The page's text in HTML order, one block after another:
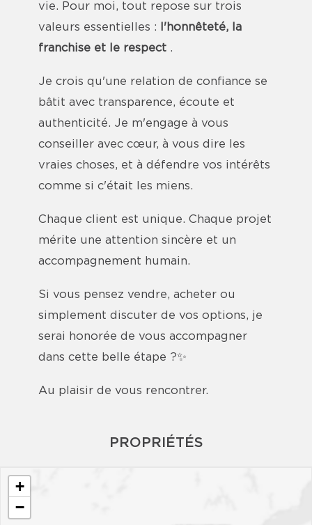
vie. Pour moi, tout repose sur trois
valeurs essentielles :
l'honnêteté, la
franchise et le respect .
Je crois qu'une relation de confiance se
bâtit avec transparence, écoute et
authenticité. Je m'engage à vous
conseiller avec cœur, à vous dire les
vraies choses, et à défendre vos intérêts
comme si c'était les miens.
Chaque client est unique. Chaque projet
mérite une attention sincère et un
accompagnement humain.
Si vous pensez vendre, acheter ou
simplement discuter de vos options, je
serai honorée de vous accompagner
dans cette belle étape ?✨
Au plaisir de vous rencontrer.
PROPRIÉTÉS
+
−